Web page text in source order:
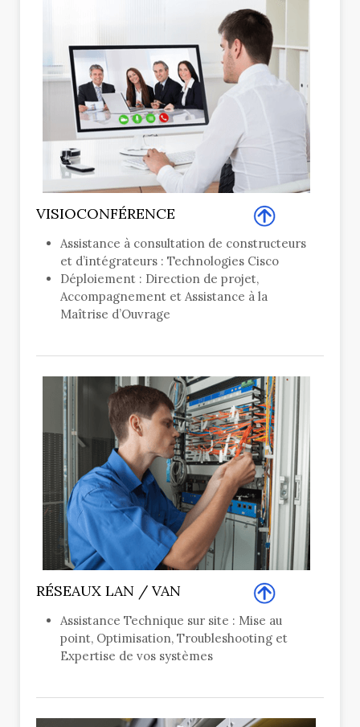
VISIOCONFÉRENCE
Assistance à consultation de constructeurs
et d’intégrateurs : Technologies Cisco
Déploiement : Direction de projet,
Accompagnement et Assistance à la
Maîtrise d’Ouvrage
RÉSEAUX LAN / VAN
Assistance Technique sur site : Mise au
point, Optimisation, Troubleshooting et
Expertise de vos systèmes